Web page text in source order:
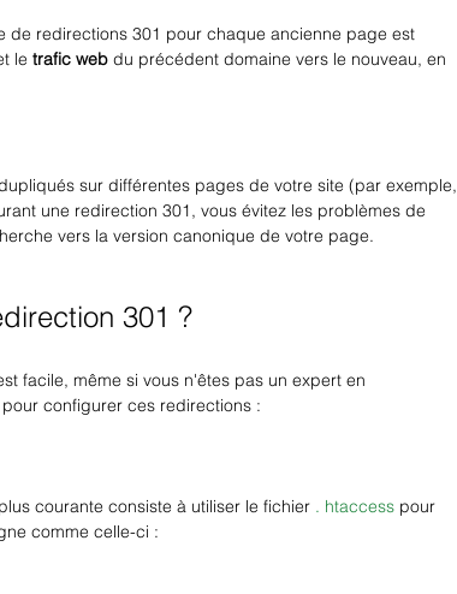
de redirections 301 pour chaque ancienne page est
le trafic web du précédent domaine vers le nouveau, en
sur différentes pages de votre site (par exemple,
une redirection 301, vous évitez les problèmes de
vers la version canonique de votre page.
301 ?
facile, même si vous n'êtes pas un expert en
configurer ces redirections :
courante consiste à utiliser le fichier . htaccess pour
comme celle-ci :